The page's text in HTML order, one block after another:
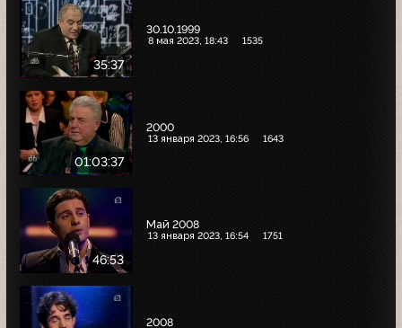
35:37
30.10.1999
8 мая 2023, 18:43 1535
01:03:37
2000
13 января 2023, 16:56 1643
46:53
Май 2008
13 января 2023, 16:54 1751
2008